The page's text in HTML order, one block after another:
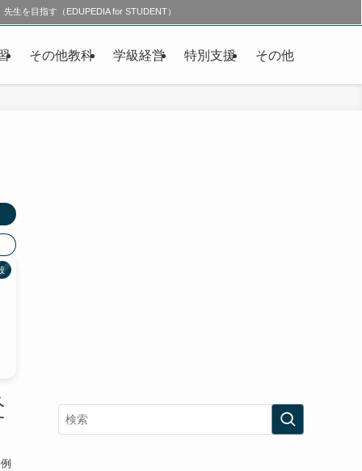
先生を目指す（EDUPEDIA for STUDENT）
その他教科 学級経営 特別支援 その他